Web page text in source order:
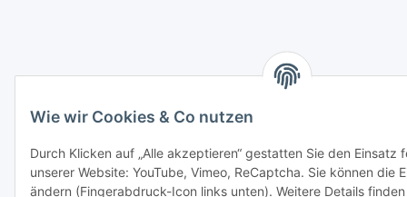
Wie wir Cookies & Co nutzen
Durch Klicken auf „Alle akzeptieren“ gestatten Sie den Einsatz
unserer Website: YouTube, Vimeo, ReCaptcha. Sie können die
ändern (Fingerabdruck-Icon links unten). Weitere Details